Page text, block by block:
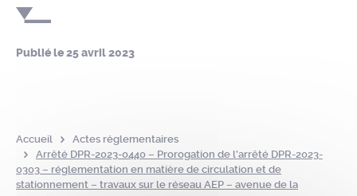
Publié le25 avril 2023
Accueil
Actes réglementaires
Arrêté DPR-2023-0440 – Prorogation de l’arrêté DPR-2023-
0303 – réglementation en matière de circulation et de
stationnement – travaux sur le réseau AEP – avenue de la